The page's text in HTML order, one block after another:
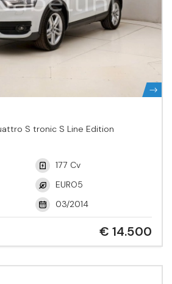
S tronic S Line Edition
177 Cv
EURO5
03/2014
€ 14.500